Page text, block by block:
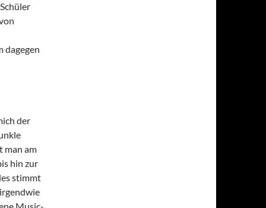
dagegen
der
man am
hin zur
stimmt